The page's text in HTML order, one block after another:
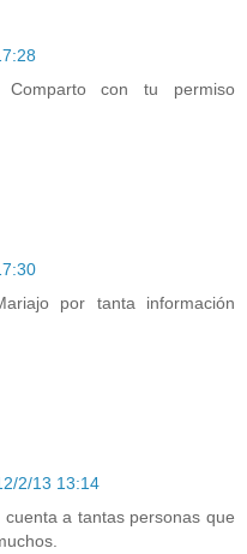
Comparto con tu permiso
por tanta información
2/13 13:14
a tantas personas que